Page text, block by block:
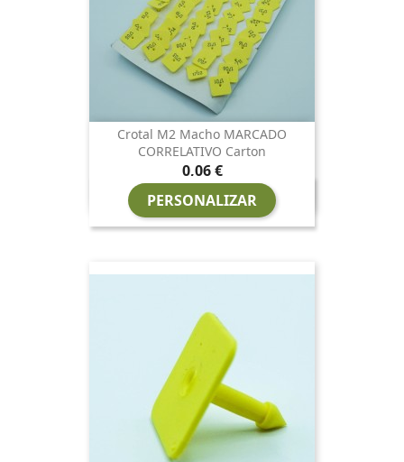
Crotal M2 Macho MARCADO
CORRELATIVO Carton
Precio
0,06 €
PERSONALIZAR